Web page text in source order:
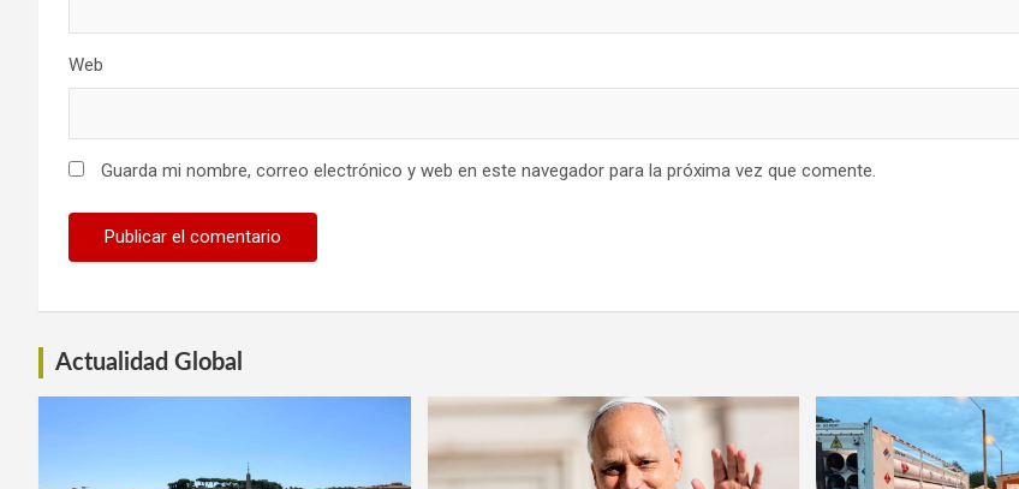
Web
Guarda mi nombre, correo electrónico y web en este navegador para la próxima vez que comente.
Actualidad Global